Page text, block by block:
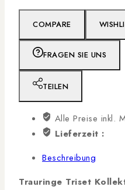
COMPARE
FRAGEN SIE UNS
TEILEN
Alle Preise inkl.
Lieferzeit :
Beschreibung
Trauringe Triset